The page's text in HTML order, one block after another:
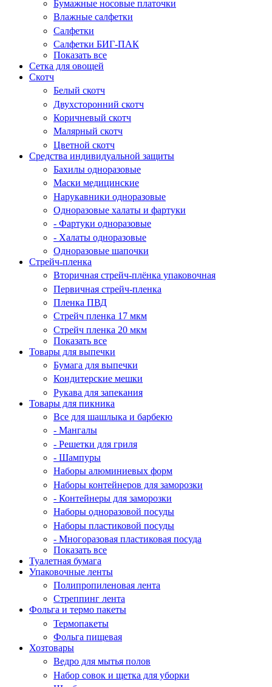
Бумажные носовые платочки
Влажные салфетки
Салфетки
Салфетки БИГ-ПАК
Показать все
Сетка для овощей
Скотч
Белый скотч
Двухсторонний скотч
Коричневый скотч
Малярный скотч
Цветной скотч
Средства индивидуальной защиты
Бахилы одноразовые
Маски медицинские
Нарукавники одноразовые
Одноразовые халаты и фартуки
- Фартуки одноразовые
- Халаты одноразовые
Одноразовые шапочки
Стрейч-пленка
Вторичная стрейч-плёнка упаковочная
Первичная стрейч-пленка
Пленка ПВД
Стрейч пленка 17 мкм
Стрейч пленка 20 мкм
Показать все
Товары для выпечки
Бумага для выпечки
Кондитерские мешки
Рукава для запекания
Товары для пикника
Все для шашлыка и барбекю
- Мангалы
- Решетки для гриля
- Шампуры
Наборы алюминиевых форм
Наборы контейнеров для заморозки
- Контейнеры для заморозки
Наборы одноразовой посуды
Наборы пластиковой посуды
- Многоразовая пластиковая посуда
Показать все
Туалетная бумага
Упаковочные ленты
Полипропиленовая лента
Стреппинг лента
Фольга и термо пакеты
Термопакеты
Фольга пищевая
Хозтовары
Ведро для мытья полов
Набор совок и щетка для уборки